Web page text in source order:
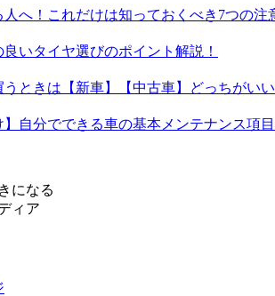
人へ！これだけは知っておくべき7つの注
いタイヤ選びのポイント解説！
うときは【新車】【中古車】どっちがい
】自分でできる車の基本メンテナンス項
になる
ィア